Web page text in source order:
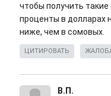
чтобы получить
проценты в долларах
ниже, чем в сомовых.
ЦИТИРОВАТЬ
В.П.